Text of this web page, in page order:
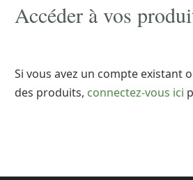
Accéder à vos
Si vous avez un compte existant
des produits, connectez-vous ici